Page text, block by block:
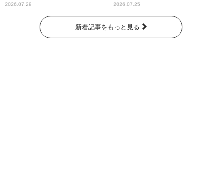
2026.07.29 2026.07.25
新着記事をもっと見る